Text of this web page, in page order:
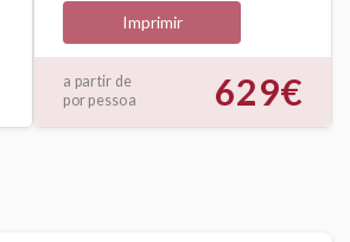
Imprimir
a partir de
por pessoa
629€